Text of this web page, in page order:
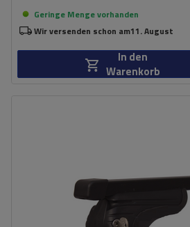
Geringe Menge vorhanden
Wir versenden schon am11. August
In den
Warenkorb